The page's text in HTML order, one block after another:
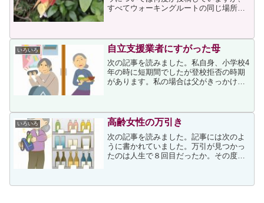
すべてウォーキングルートの同じ場所で
が起こったのか」と思えるほど花が咲か
ず、今も一輪だけなの...
いろいろ 自立支援業者にすがった母
次の記事を読みました。私自身、小学校4
年の時に短期間でしたが登校拒否の時期
があります。私の場合は父がきっかけを
長い登校拒否から引きこもりになった可
能性もあると思います。...
いろいろ 高齢女性の万引き
次の記事を読みました。記事には次のよ
うに書かれていました。万引が見つかっ
たのは人生で８回目だったか。その度に
ら同じことを繰り返している。持ち家で